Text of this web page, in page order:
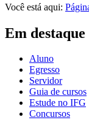
Você está aqui:
Em destaque
Aluno
Egresso
Servidor
Guia de cursos
Estude no IFG
Concursos